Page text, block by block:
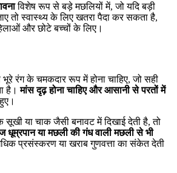
विशेष रूप से बड़े मछलियों में, जो यदि बड़ी
तो स्वास्थ्य के लिए खतरा पैदा कर सकता है,
और छोटे बच्चों के लिए।
रंग के चमकदार रूप में होना चाहिए, जो सही
है।मांस दृढ़ होना चाहिए और आसानी से परतों में
सूखी या चाक जैसी बनावट में दिखाई देती है, तो
धूम्रपान या मछली की गंध वाली मछली से भी
प्रसंस्करण या खराब गुणवत्ता का संकेत देती